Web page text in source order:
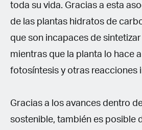
toda su vida. Gracias a esta
de las plantas hidratos de
que son incapaces de
mientras que la planta lo hace
fotosíntesis y otras reacciones
Gracias a los avances dentro
sostenible, también es posible